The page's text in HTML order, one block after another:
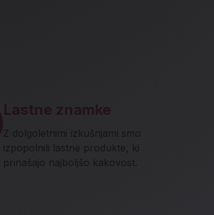
Lastne znamke
Z dolgoletnimi izkušnjami smo
izpopolnili lastne produkte, ki
prinašajo najboljšo kakovost.